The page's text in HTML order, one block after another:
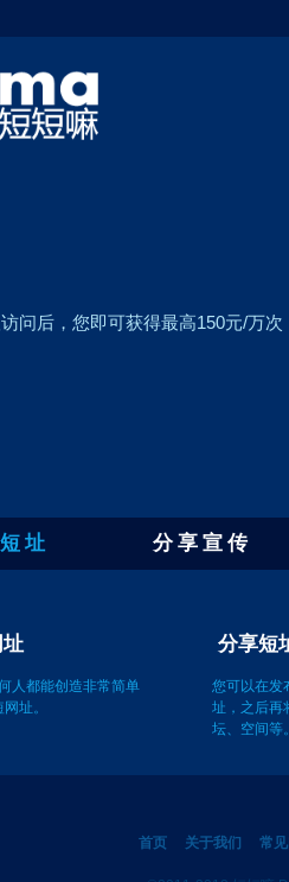
问后，您即可获得最高150元/万次
址 分 享 宣 传
的网址
您可以在发